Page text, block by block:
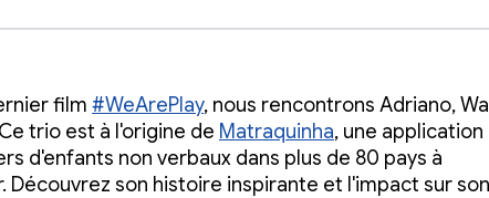
film #WeArePlay, nous rencontrons Adriano,
trio est à l'origine de Matraquinha, une application
d'enfants non verbaux dans plus de 80 pays à
Découvrez son histoire inspirante et l'impact sur son